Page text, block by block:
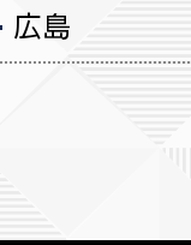
広島